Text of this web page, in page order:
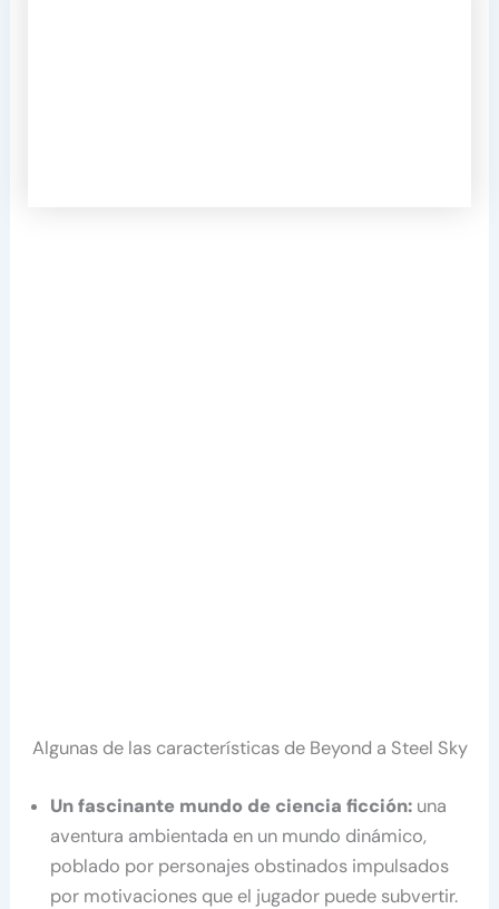
Algunas de las características de Beyond a Steel Sky
Un fascinante mundo de ciencia ficción: una
aventura ambientada en un mundo dinámico,
poblado por personajes obstinados impulsados ​​
por motivaciones que el jugador puede subvertir.